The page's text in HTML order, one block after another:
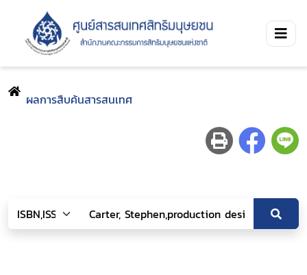
ผลการสืบค้นสารสนเทศ